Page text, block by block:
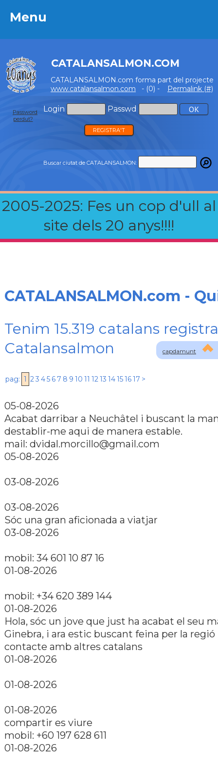
Menu
CATALANSALMON.COM
CATALANSALMON.com forma part del projecte
www.catalansalmon.com - (0) - Permalink (#)
Login Passwd
Password
perdut?
REGISTRA'T
Buscar ciutat de CATALANSALMON:
2005-2025: Fes un cop d'ull al
site dels 20 anys!!!!
Menu
capdamunt
CATALANSALMON.com -
Tenim 15.319 catalans
Catalansalmon
pag: 1 23 45 6 7 8 9 10 11 1213 14151617 >
05-08-2026
Acabat darribar a Neuchâtel i buscant la
destablir-me aqui de manera estable.
mail: dvidal.morcillo@gmail.com
05-08-2026
03-08-2026
03-08-2026
Sóc una gran aficionada a viatjar
03-08-2026
mobil: 34 601 10 87 16
01-08-2026
mobil: +34 620 389 144
01-08-2026
Hola, sóc un jove que just ha acabat el seu
Ginebra, i ara estic buscant feina per la
contacte amb altres catalans
01-08-2026
01-08-2026
01-08-2026
compartir es viure
mobil: +60 197 628 611
01-08-2026